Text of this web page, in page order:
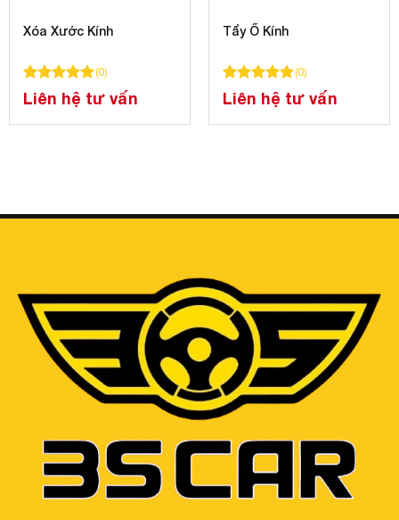
Xóa Xước Kính
100trên 5 dựa trên
100
(0)
Liên hệ tư vấn
Tẩy Ố Kính
100trên 5 dựa trên
100
(0)
Liên hệ tư vấn